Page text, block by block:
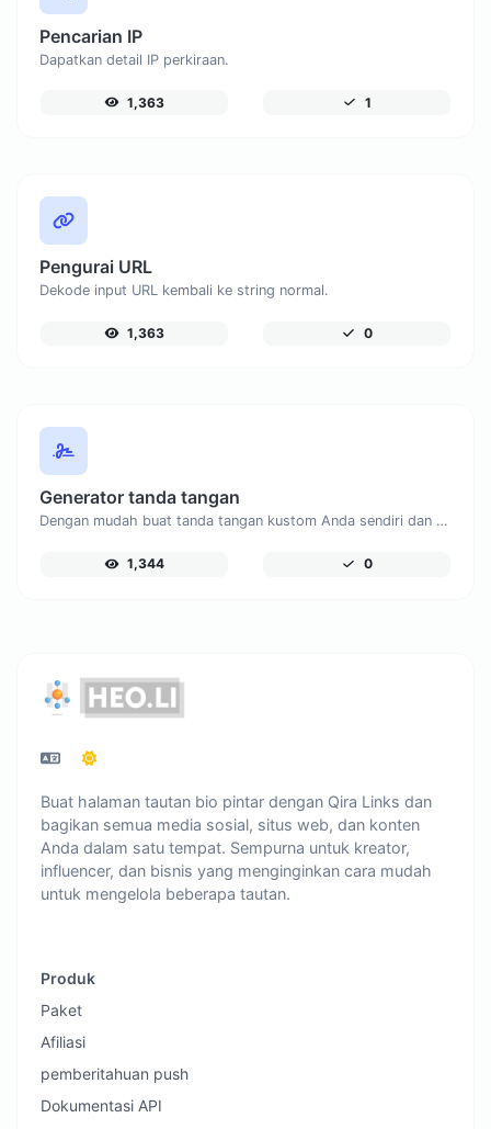
Pencarian IP
Dapatkan detail IP perkiraan.
1,363 1
Pengurai URL
Dekode input URL kembali ke string normal.
1,363 0
Generator tanda tangan
Dengan mudah buat tanda tangan kustom Anda sendiri dan unduh dengan mudah.
1,344 0
Buat halaman tautan bio pintar dengan Qira Links dan
bagikan semua media sosial, situs web, dan konten
Anda dalam satu tempat. Sempurna untuk kreator,
influencer, dan bisnis yang menginginkan cara mudah
untuk mengelola beberapa tautan.
Produk
Paket
Afiliasi
pemberitahuan push
Dokumentasi API